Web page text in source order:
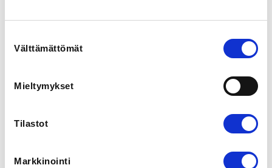
valinta
Välttämättömät
Mieltymykset
Tilastot
Markkinointi
ADDITIONAL INFORMATION
sini.ronnqvist@smsl.fi
24.3.2022
Tervetuloa kuulemaan miten seuranne saa tehoja irti
Suomisportin seurojen palveluista! Tapahtuman aikana
mitä toimintatapojen muutoksia palvelun tehokas